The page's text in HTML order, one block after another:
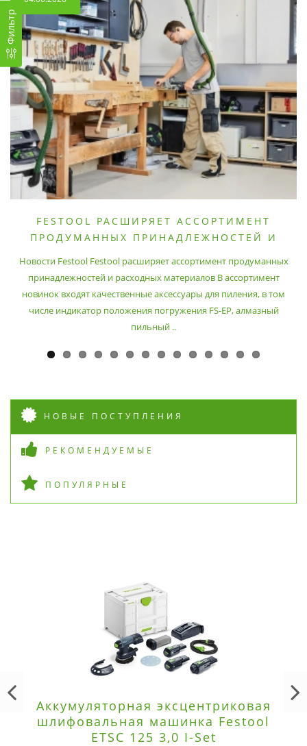
Фильтр
FESTOOL РАСШИРЯЕТ АССОРТИМЕНТ
ПРОДУМАННЫХ ПРИНАДЛЕЖНОСТЕЙ И
Новости Festool Festool расширяет ассортимент продуманных
принадлежностей и расходных материалов В ассортимент
новинок входят качественные аксессуары для пиления, в том
числе индикатор положения погружения FS-EP, алмазный
пильный ..
НОВЫЕ ПОСТУПЛЕНИЯ
РЕКОМЕНДУЕМЫЕ
ПОПУЛЯРНЫЕ
Аккумуляторная эксцентриковая
шлифовальная машинка Festool
ETSC 125 3,0 I-Set